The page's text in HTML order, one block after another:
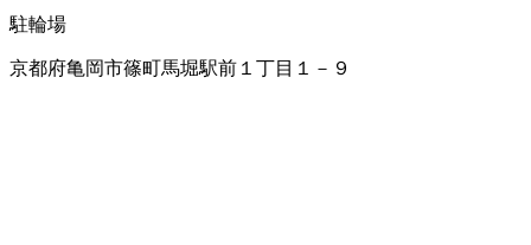
駐輪場
京都府亀岡市篠町馬堀駅前１丁目１－９